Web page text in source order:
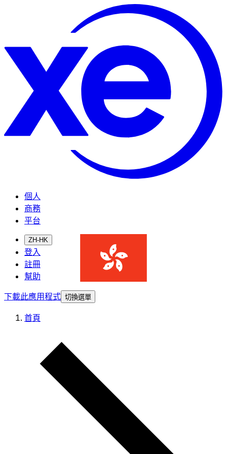
個人
商務
平台
ZH-HK
登入
註冊
幫助
下載此應用程式 切換選單
首頁